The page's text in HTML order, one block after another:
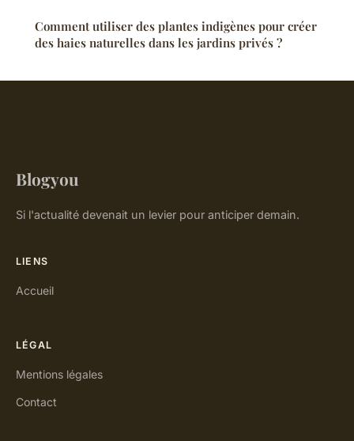
Comment utiliser des plantes indigènes pour créer
des haies naturelles dans les jardins privés ?
Blogyou
Si l'actualité devenait un levier pour anticiper demain.
LIENS
Accueil
LÉGAL
Mentions légales
Contact